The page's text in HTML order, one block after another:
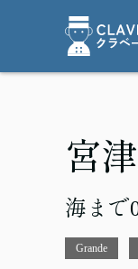
宮
海まで
Grande